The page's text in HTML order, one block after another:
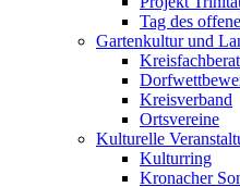
Tag des
Gartenkultur und
Kreisverband
Ortsvereine
Kulturelle
Kulturring
Kronacher